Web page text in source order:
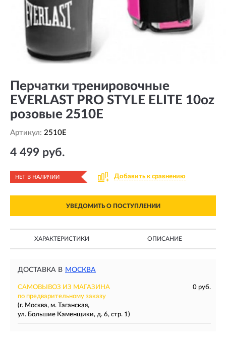
Перчатки тренировочные
EVERLAST PRO STYLE ELITE 10oz
розовые 2510E
Артикул: 2510E
4 499 руб.
НЕТ В НАЛИЧИИ Добавить к сравнению
УВЕДОМИТЬ О ПОСТУПЛЕНИИ
ХАРАКТЕРИСТИКИ ОПИСАНИЕ
ДОСТАВКА В МОСКВА
САМОВЫВОЗ ИЗ МАГАЗИНА
0 руб.
по предварительному заказу
(г. Москва, м. Таганская,
ул. Большие Каменщики, д. 6, стр. 1)